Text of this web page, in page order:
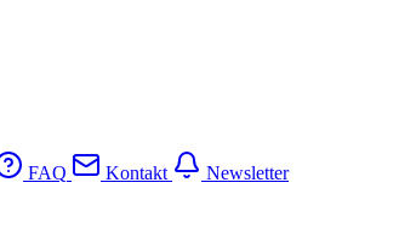
FAQ Kontakt
Newsletter